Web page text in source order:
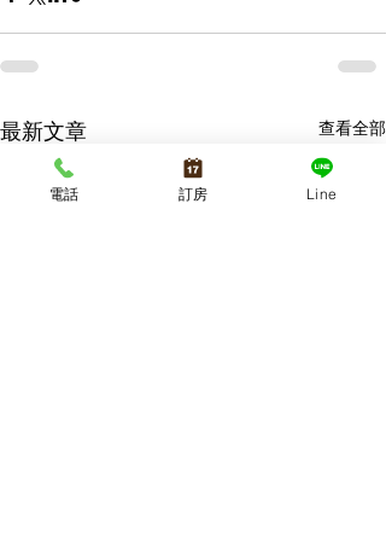
最新文章 查看全部
電話 訂房 Line